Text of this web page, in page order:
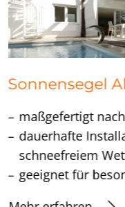
Sonnensegel
maßgefertigt
dauerhafte
schneefreiem
geeignet für